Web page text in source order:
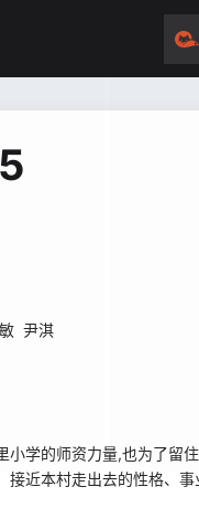
尹淇
的师资力量,也为了留住
本村走出去的性格、事